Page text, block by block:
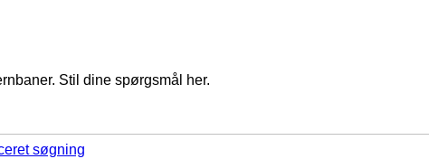
Stil dine spørgsmål her.
søgning